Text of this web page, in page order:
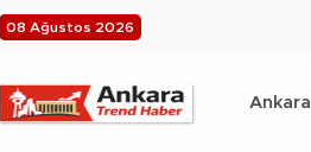
08 Ağustos 2026
Ankara